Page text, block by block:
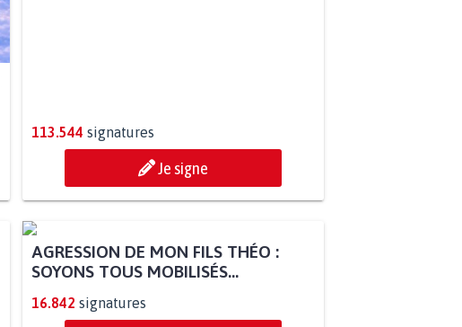
113.544 signatures
Je signe
AGRESSION DE MON FILS THÉO :
SOYONS TOUS MOBILISÉS...